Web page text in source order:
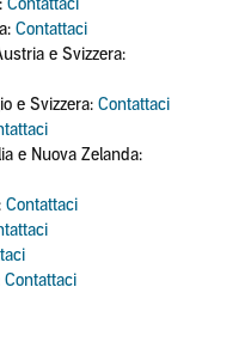
Contattaci
Contattaci
e Svizzera:
e Svizzera: Contattaci
e Nuova Zelanda:
Contattaci
Contattaci